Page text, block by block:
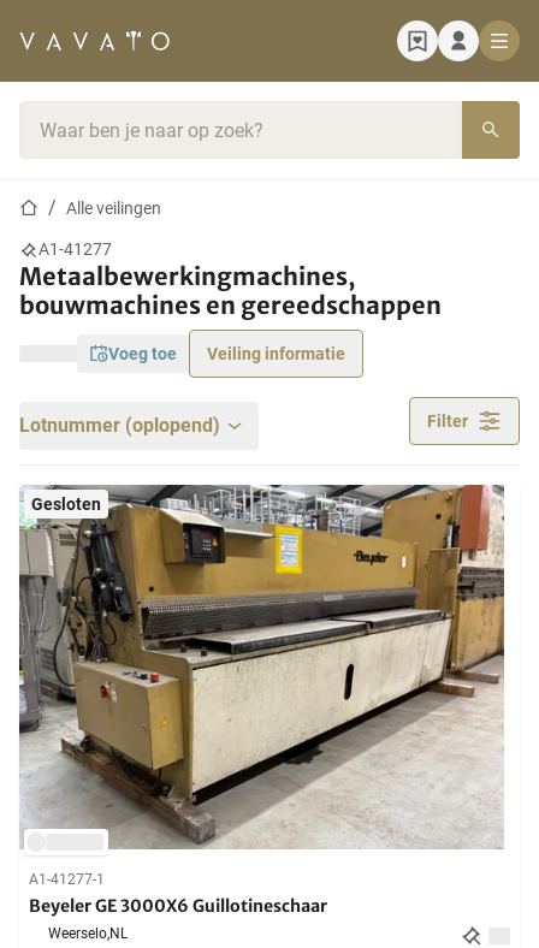
StartpaginaAlle veilingen
A1-41277
Metaalbewerkingmachines,
bouwmachines en gereedschappen
voeg toe Veiling informatie
Lotnummer (oplopend) Filter
Gesloten
A1-41277-1
Beyeler GE 3000X6 Guillotineschaar
Weerselo,NL